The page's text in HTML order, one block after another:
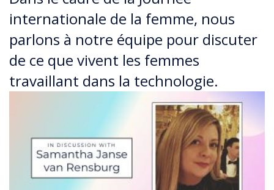
internationale de la femme, nous
parlons à notre équipe pour discuter
de ce que vivent les femmes
travaillant dans la technologie.